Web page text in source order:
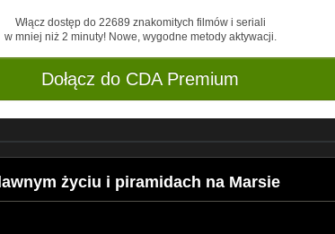
join
Włącz dostęp do 22689 znakomitych filmów i seriali
w mniej niż 2 minuty! Nowe, wygodne metody aktywacji.
Dołącz do CDA Premium
życiu i piramidach na Marsie